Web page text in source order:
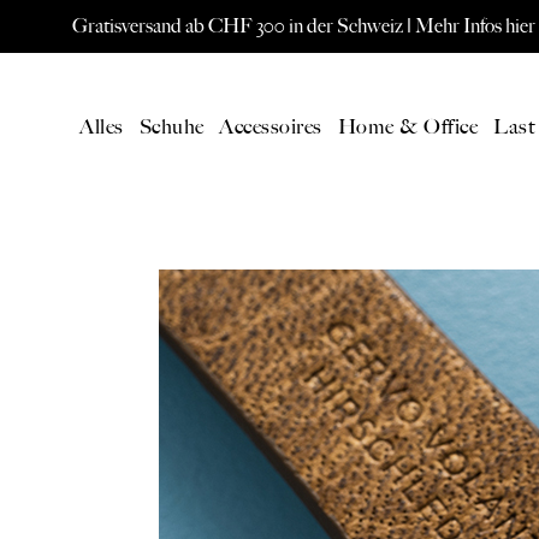
Gratisversand ab CHF 300 in der Schweiz | Mehr Infos hier
Alles
AKTUELL
Alle Produkte
Eames
Paavo
Schuhe Accessoires Home & Office Last